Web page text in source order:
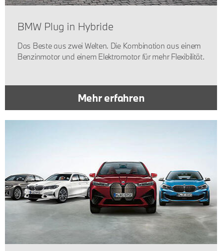
BMW Plug in Hybride
Das Beste aus zwei Welten. Die Kombination aus einem
Benzinmotor und einem Elektromotor für mehr Flexibilität.
Mehr erfahren